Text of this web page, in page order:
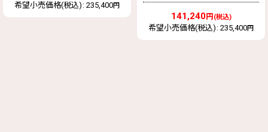
希望小売価格(税込) : 235,400円
141,240円 (税込)
希望小売価格(税込) : 235,400円